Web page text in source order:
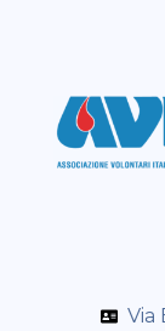
Via